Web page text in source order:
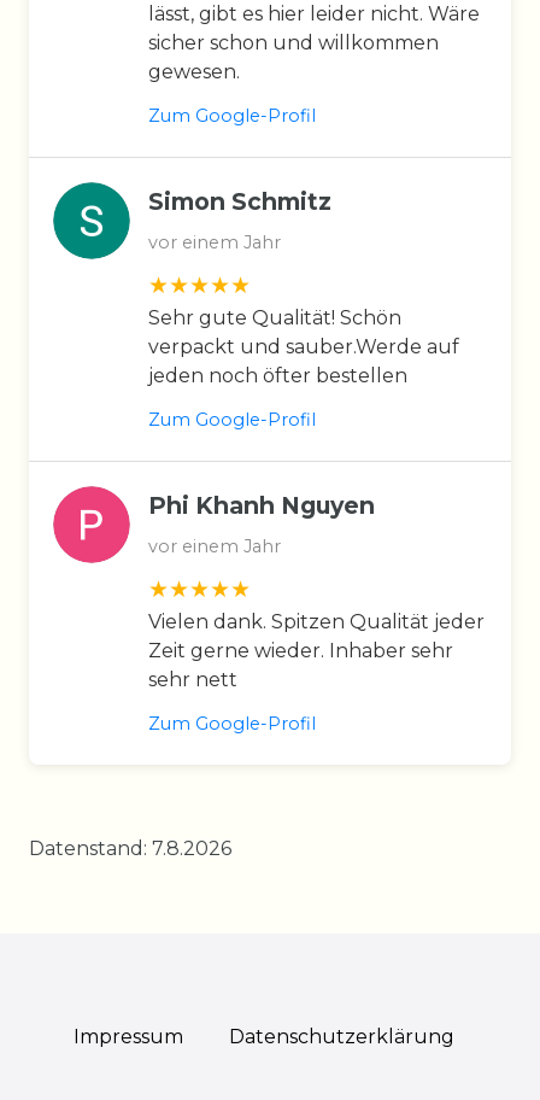
lässt, gibt es hier leider nicht. Wäre
sicher schon und willkommen
gewesen.
Zum Google-Profil
Simon Schmitz
vor einem Jahr
Sehr gute Qualität! Schön
verpackt und sauber.Werde auf
jeden noch öfter bestellen
Zum Google-Profil
Phi Khanh Nguyen
vor einem Jahr
Vielen dank. Spitzen Qualität jeder
Zeit gerne wieder. Inhaber sehr
sehr nett
Zum Google-Profil
Datenstand: 7.8.2026
Impressum Daten­schutz­erklärung